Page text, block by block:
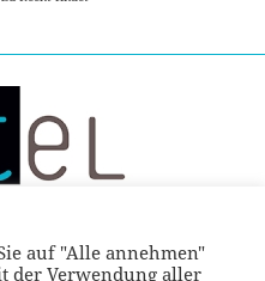
auf "Alle annehmen"
der Verwendung aller